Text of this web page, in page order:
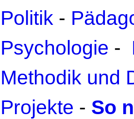
Politik -
Psychologie -
Methodik und
Projekte - So